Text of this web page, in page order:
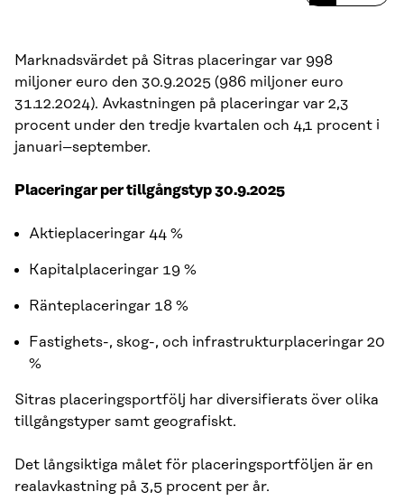
Marknadsvärdet på Sitras placeringar var 998
miljoner euro den 30.9.2025 (986 miljoner euro
31.12.2024). Avkastningen på placeringar var 2,3
procent under den tredje kvartalen och 4,1 procent i
januari–september.
Placeringar per tillgångstyp 30.9.2025
Aktieplaceringar 44 %
Kapitalplaceringar 19 %
Ränteplaceringar 18 %
Fastighets-, skog-, och infrastrukturplaceringar 20
%
Sitras placeringsportfölj har diversifierats över olika
tillgångstyper samt geografiskt.
Det långsiktiga målet för placeringsportföljen är en
realavkastning på 3,5 procent per år.